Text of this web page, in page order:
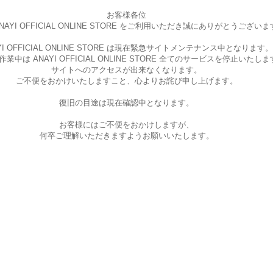
お客様各位
OFFICIAL ONLINE STORE をご利用いただき誠にありがとうございま
OFFICIAL ONLINE STORE は現在緊急サイトメンテナンス中となります。
業中は ANAYI OFFICIAL ONLINE STORE 全てのサービスを停止いたしま
サイトへのアクセスが出来なくなります。
ご不便をおかけいたしますこと、 心よりお詫び申し上げます。
復旧の目途は現在確認中となります。
お客様にはご不便をおかけしますが、
何卒ご理解いただきますようお願いいたします。